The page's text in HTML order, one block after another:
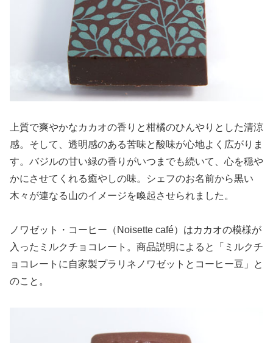
上質で爽やかなカカオの香りと柑橘のひんやりとした清涼
感。そして、透明感のある苦味と酸味が心地よく広がりま
す。バジルの甘い緑の香りがいつまでも続いて、心を穏や
かにさせてくれる癒やしの味。シェフのお名前から黒い
木々が連なる山のイメージを喚起させられました。
ノワゼット・コーヒー（Noisette café）はカカオの模様が
入ったミルクチョコレート。商品説明によると「ミルクチ
ョコレートに自家製プラリネノワゼットとコーヒー豆」と
のこと。